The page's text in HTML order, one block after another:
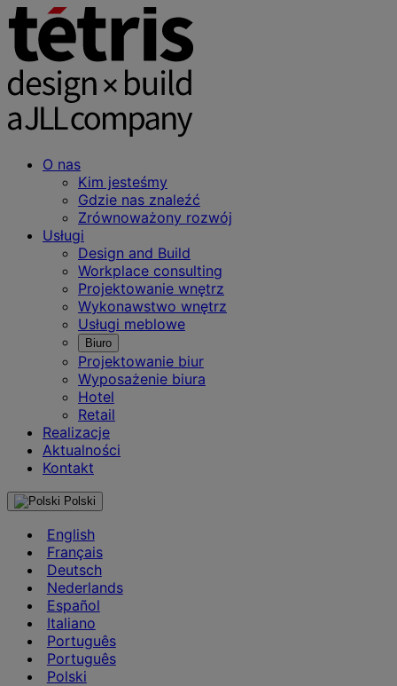
O nas
Kim jesteśmy
Gdzie nas znaleźć
Zrównoważony rozwój
Usługi
Design and Build
Workplace consulting
Projektowanie wnętrz
Wykonawstwo wnętrz
Usługi meblowe
Biuro
Projektowanie biur
Wyposażenie biura
Hotel
Retail
Realizacje
Aktualności
Kontakt
Polski
English
Français
Deutsch
Nederlands
Español
Italiano
Português
Português
Polski